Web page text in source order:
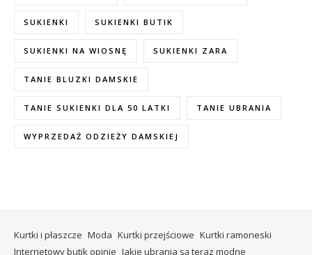
SUKIENKI SUKIENKI BUTIK
SUKIENKI NA WIOSNĘ SUKIENKI ZARA
TANIE BLUZKI DAMSKIE
TANIE SUKIENKI DLA 50 LATKI TANIE UBRANIA
WYPRZEDAŻ ODZIEŻY DAMSKIEJ
Kurtki i płaszcze Moda Kurtki przejściowe Kurtki ramoneski
Internetowy butik opinie Jakie ubrania są teraz modne